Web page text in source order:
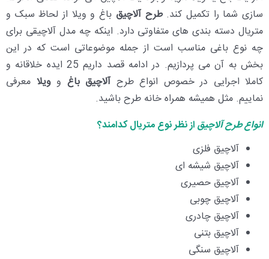
سازی شما را تکمیل کند.طرح آلاچیق باغ و ویلا از لحاظ سبک و
متریال دسته بندی های متفاوتی دارد. اینکه چه مدل آلاچیقی برای
چه نوع باغی مناسب است از جمله موضوعاتی است که در این
بخش به آن می پردازیم. در ادامه قصد داریم 25 ایده خلاقانه و
کاملا اجرایی در خصوص انواع طرحآلاچیق باغ وویلا معرفی
نماییم. مثل همیشه همراه خانه طرح باشید.
انواع طرح آلاچیقاز نظر نوع متریال کدامند؟
آلاچیق فلزی
آلاچیق شیشه ای
آلاچیق حصیری
آلاچیق چوبی
آلاچیق چادری
آلاچیق بتنی
آلاچیق سنگی